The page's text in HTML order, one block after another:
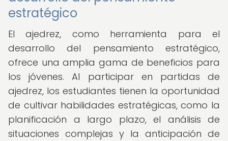
estratégico
El ajedrez, como herramienta para el
desarrollo del pensamiento estratégico,
ofrece una amplia gama de beneficios para
los jóvenes. Al participar en partidas de
ajedrez, los estudiantes tienen la oportunidad
de cultivar habilidades estratégicas, como la
planificación a largo plazo, el análisis de
situaciones complejas y la anticipación de